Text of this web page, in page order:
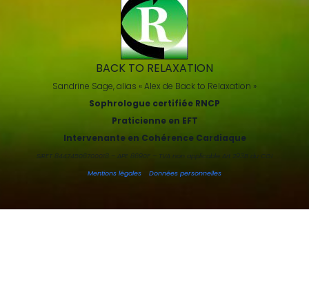
BACK TO RELAXATION
Sandrine Sage, alias « Alex de Back to Relaxation »
Sophrologue certifiée RNCP
Praticienne en EFT
Intervenante en Cohérence Cardiaque
SIRET 84474506700018 – APE 8690F – TVA non applicable Art 293B du CGI
Mentions légales
Données personnelles